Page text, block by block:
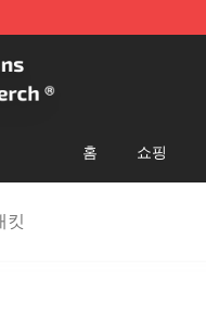
Shop
홈 쇼핑
킷